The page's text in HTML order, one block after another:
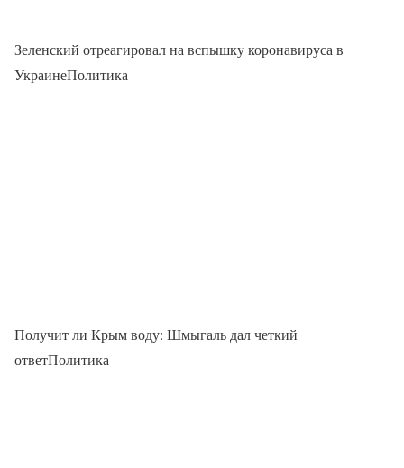
Зеленский отреагировал на вспышку коронавируса в
УкраинеПолитика
Получит ли Крым воду: Шмыгаль дал четкий
ответПолитика